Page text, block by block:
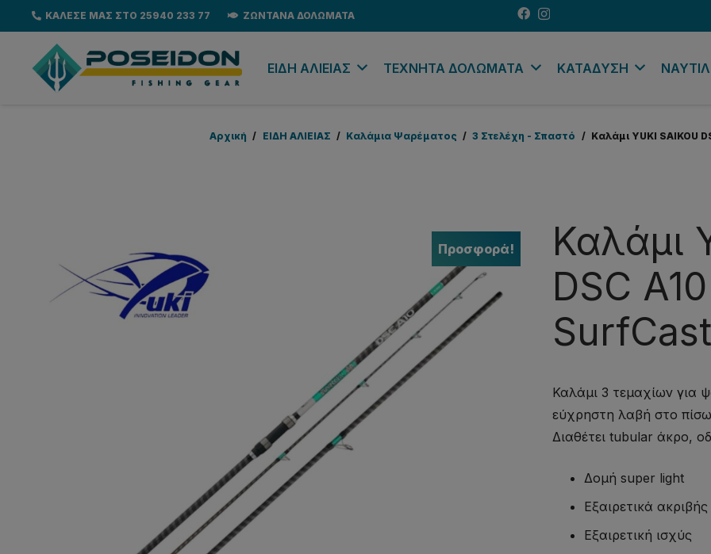
ΚΑΛΕΣΕ ΜΑΣ ΣΤΟ 25940 233 77 ΖΩΝΤΑΝΑ ΔΟΛΩΜΑΤΑ
EΙΔΗ ΑΛΙΕΙΑΣ ΤΕΧΝΗΤΑ ΔΟΛΩΜΑΤΑ ΚΑΤΑΔΥΣΗ
Αρχική / EΙΔΗ ΑΛΙΕΙΑΣ / Καλάμια Ψαρέματος / 3 Στελέχη - Σπαστό / Καλάμι YUKI SAIKOU
Προσφορά!
Καλάμι
DSC
Καλάμι 3 τεμαχίων για
εύχρηστη λαβή στο
Διαθέτει tubular άκρο,
Δομή super light
Εξαιρετικά ακριβής
Εξαιρετική ισχύς